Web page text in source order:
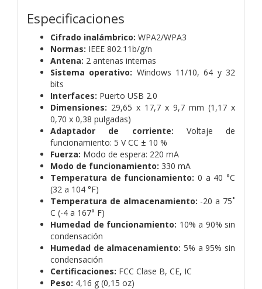
Especificaciones
Cifrado inalámbrico: WPA2/WPA3
Normas: IEEE 802.11b/g/n
Antena: 2 antenas internas
Sistema operativo: Windows 11/10, 64 y 32
bits
Interfaces: Puerto USB 2.0
Dimensiones: 29,65 x 17,7 x 9,7 mm (1,17 x
0,70 x 0,38 pulgadas)
Adaptador de corriente: Voltaje de
funcionamiento: 5 V CC ± 10 %
Fuerza: Modo de espera: 220 mA
Modo de funcionamiento: 330 mA
Temperatura de funcionamiento: 0 a 40 °C
(32 a 104 °F)
Temperatura de almacenamiento: -20 a 75˚
C (-4 a 167° F)
Humedad de funcionamiento: 10% a 90% sin
condensación
Humedad de almacenamiento: 5% a 95% sin
condensación
Certificaciones: FCC Clase B, CE, IC
Peso: 4,16 g (0,15 oz)